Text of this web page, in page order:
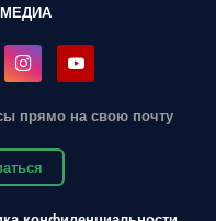
прямо на свою почту